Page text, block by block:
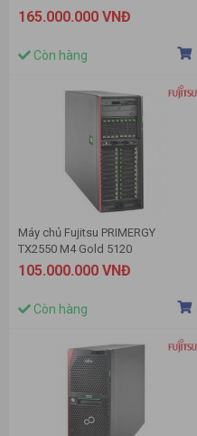
165.000.000 VNĐ
Còn hàng
Máy chủ Fujitsu PRIMERGY
TX2550 M4 Gold 5120
105.000.000 VNĐ
Còn hàng